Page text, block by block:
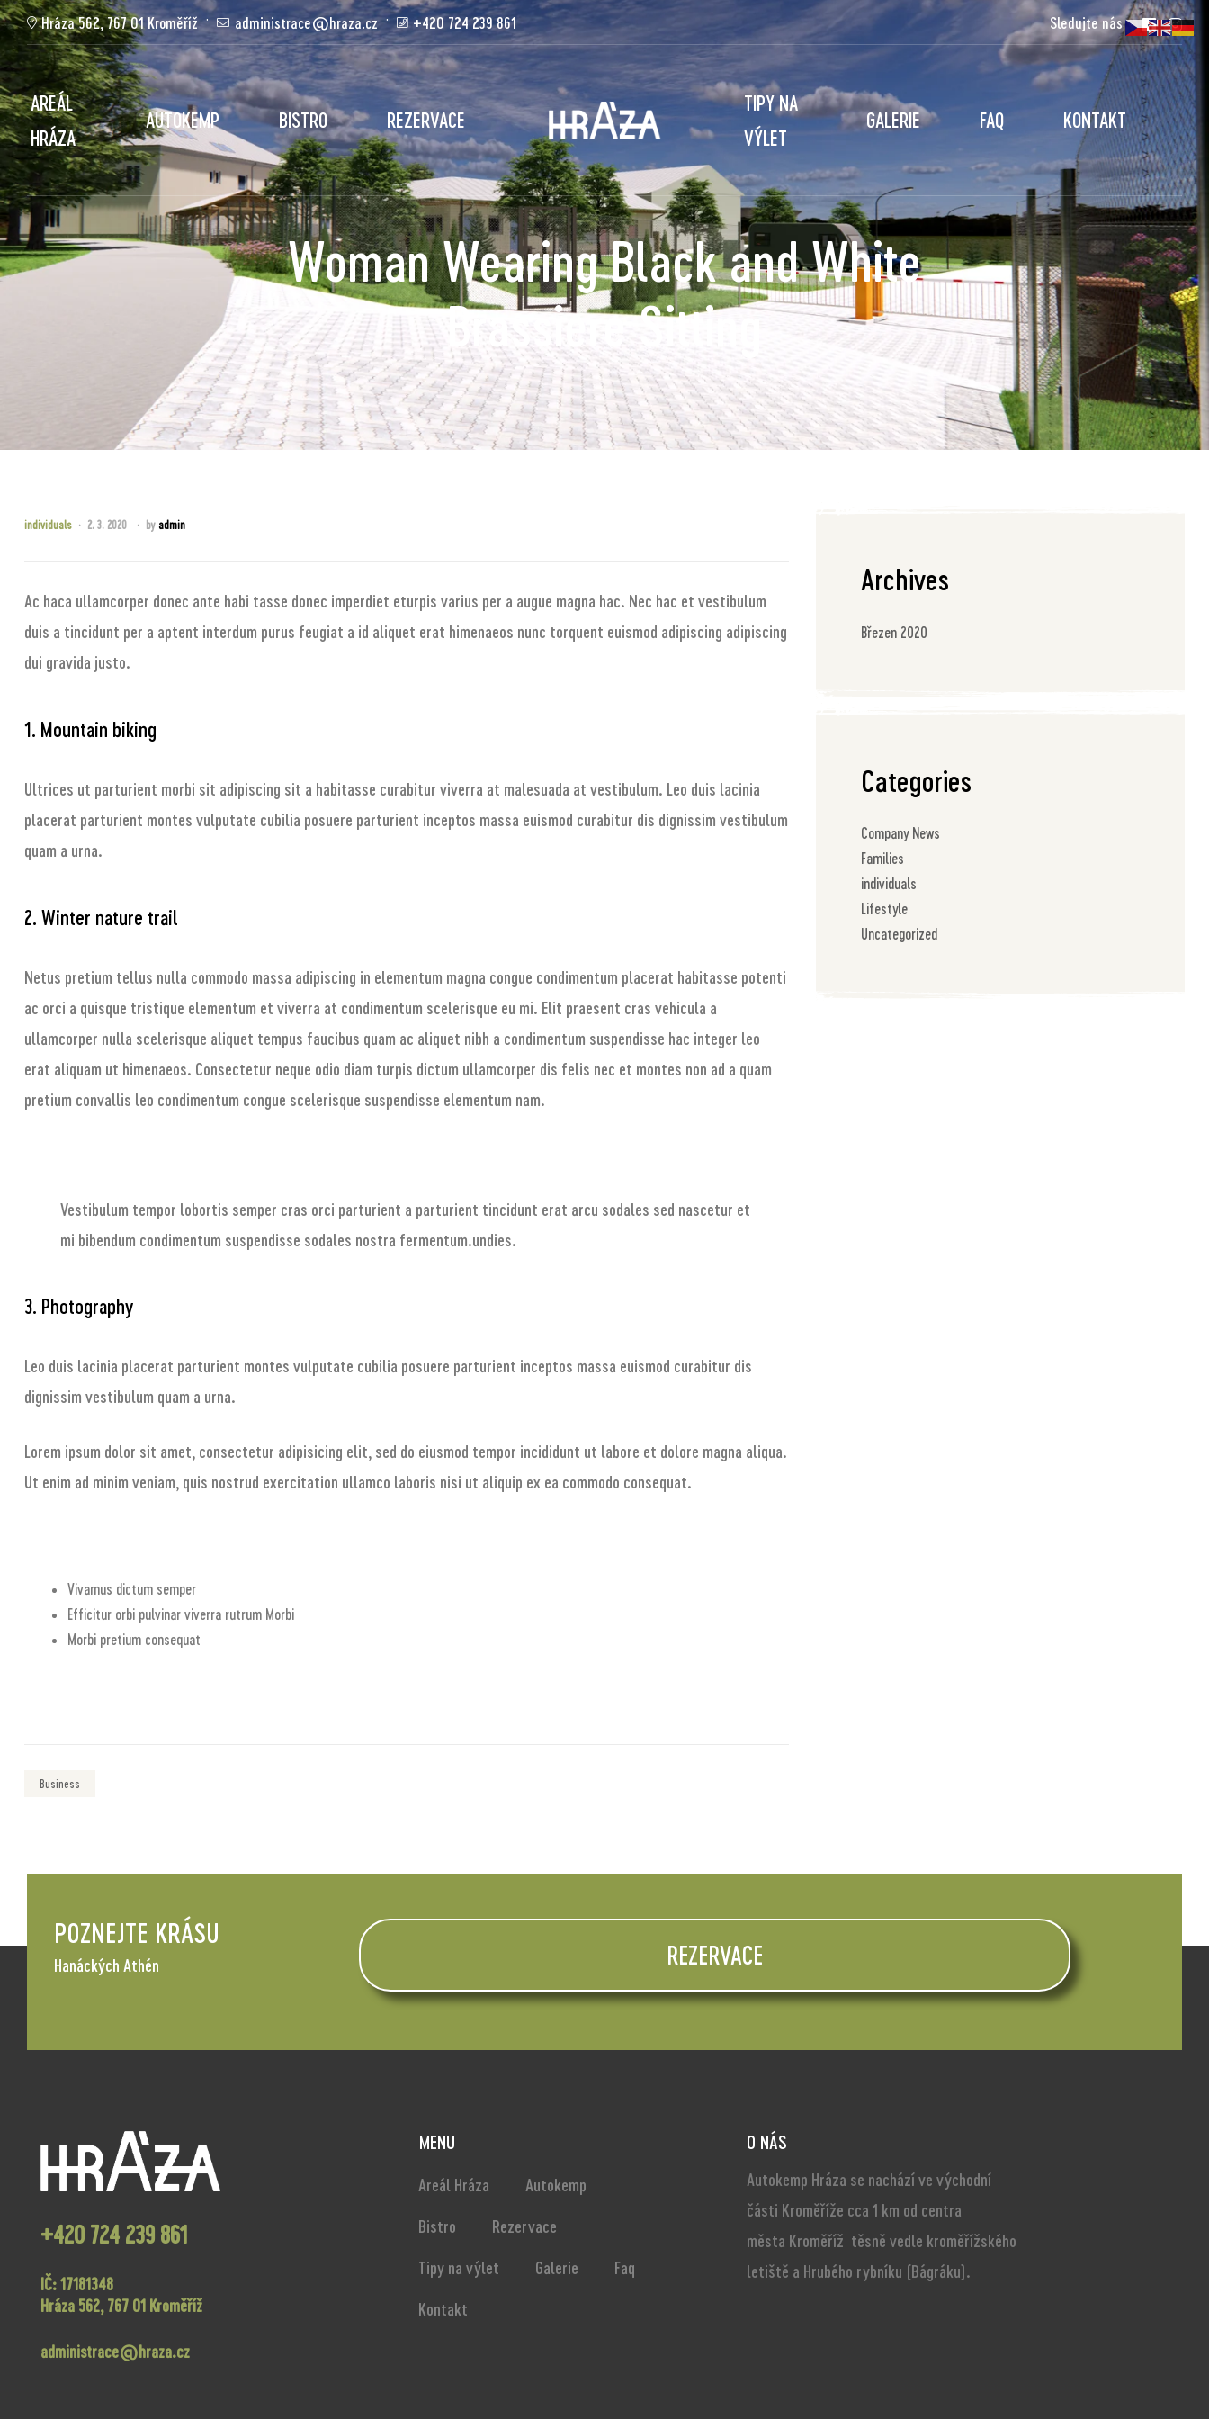
Hráza 562, 767 01 Kroměříž administrace@hraza.cz +420 724 239 861 Sledujte nás
AREÁL
HRÁZA
AUTOKEMP BISTRO REZERVACE
TIPY NA
VÝLET
GALERIE FAQ KONTAKT
Woman Wearing Black and White
Brassiere Sitting
individuals 2. 3. 2020 by admin
Ac haca ullamcorper donec ante habi tasse donec imperdiet eturpis varius per a augue magna hac. Nec hac et vestibulum
duis a tincidunt per a aptent interdum purus feugiat a id aliquet erat himenaeos nunc torquent euismod adipiscing adipiscing
dui gravida justo.
1. Mountain biking
Ultrices ut parturient morbi sit adipiscing sit a habitasse curabitur viverra at malesuada at vestibulum. Leo duis lacinia
placerat parturient montes vulputate cubilia posuere parturient inceptos massa euismod curabitur dis dignissim vestibulum
quam a urna.
2. Winter nature trail
Netus pretium tellus nulla commodo massa adipiscing in elementum magna congue condimentum placerat habitasse potenti
ac orci a quisque tristique elementum et viverra at condimentum scelerisque eu mi. Elit praesent cras vehicula a
ullamcorper nulla scelerisque aliquet tempus faucibus quam ac aliquet nibh a condimentum suspendisse hac integer leo
erat aliquam ut himenaeos. Consectetur neque odio diam turpis dictum ullamcorper dis felis nec et montes non ad a quam
pretium convallis leo condimentum congue scelerisque suspendisse elementum nam.
Vestibulum tempor lobortis semper cras orci parturient a parturient tincidunt erat arcu sodales sed nascetur et
mi bibendum condimentum suspendisse sodales nostra fermentum.undies.
3. Photography
Leo duis lacinia placerat parturient montes vulputate cubilia posuere parturient inceptos massa euismod curabitur dis
dignissim vestibulum quam a urna.
Lorem ipsum dolor sit amet, consectetur adipisicing elit, sed do eiusmod tempor incididunt ut labore et dolore magna aliqua.
Ut enim ad minim veniam, quis nostrud exercitation ullamco laboris nisi ut aliquip ex ea commodo consequat.
Vivamus dictum semper
Efficitur orbi pulvinar viverra rutrum Morbi
Morbi pretium consequat
Business
Archives
Březen 2020
Categories
Company News
Families
individuals
Lifestyle
Uncategorized
POZNEJTE KRÁSU
Hanáckých Athén REZERVACE
+420 724 239 861
IČ: 17181348
Hráza 562, 767 01 Kroměříž
administrace@hraza.cz
MENU
Areál Hráza
Autokemp
Bistro
Rezervace
Tipy na výlet
Galerie
Faq
Kontakt
O NÁS
Autokemp Hráza se nachází ve východní
části Kroměříže cca 1 km od centra
města Kroměříž těsně vedle kroměřížského
letiště a Hrubého rybníku (Bágráku).